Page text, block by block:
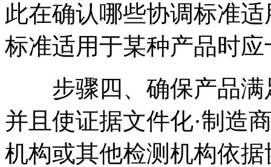
此在确认哪些协调标准
标准适用于某种产品时
步骤四、确保产品满
并且使证据文件化·制造
机构或其他检测机构依